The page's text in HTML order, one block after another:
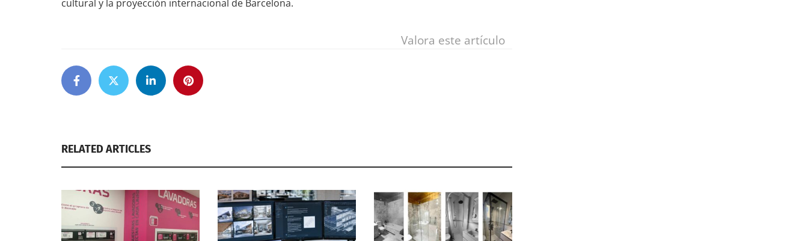
cultural y la proyección internacional de Barcelona.
Valora este artículo
RELATED ARTICLES